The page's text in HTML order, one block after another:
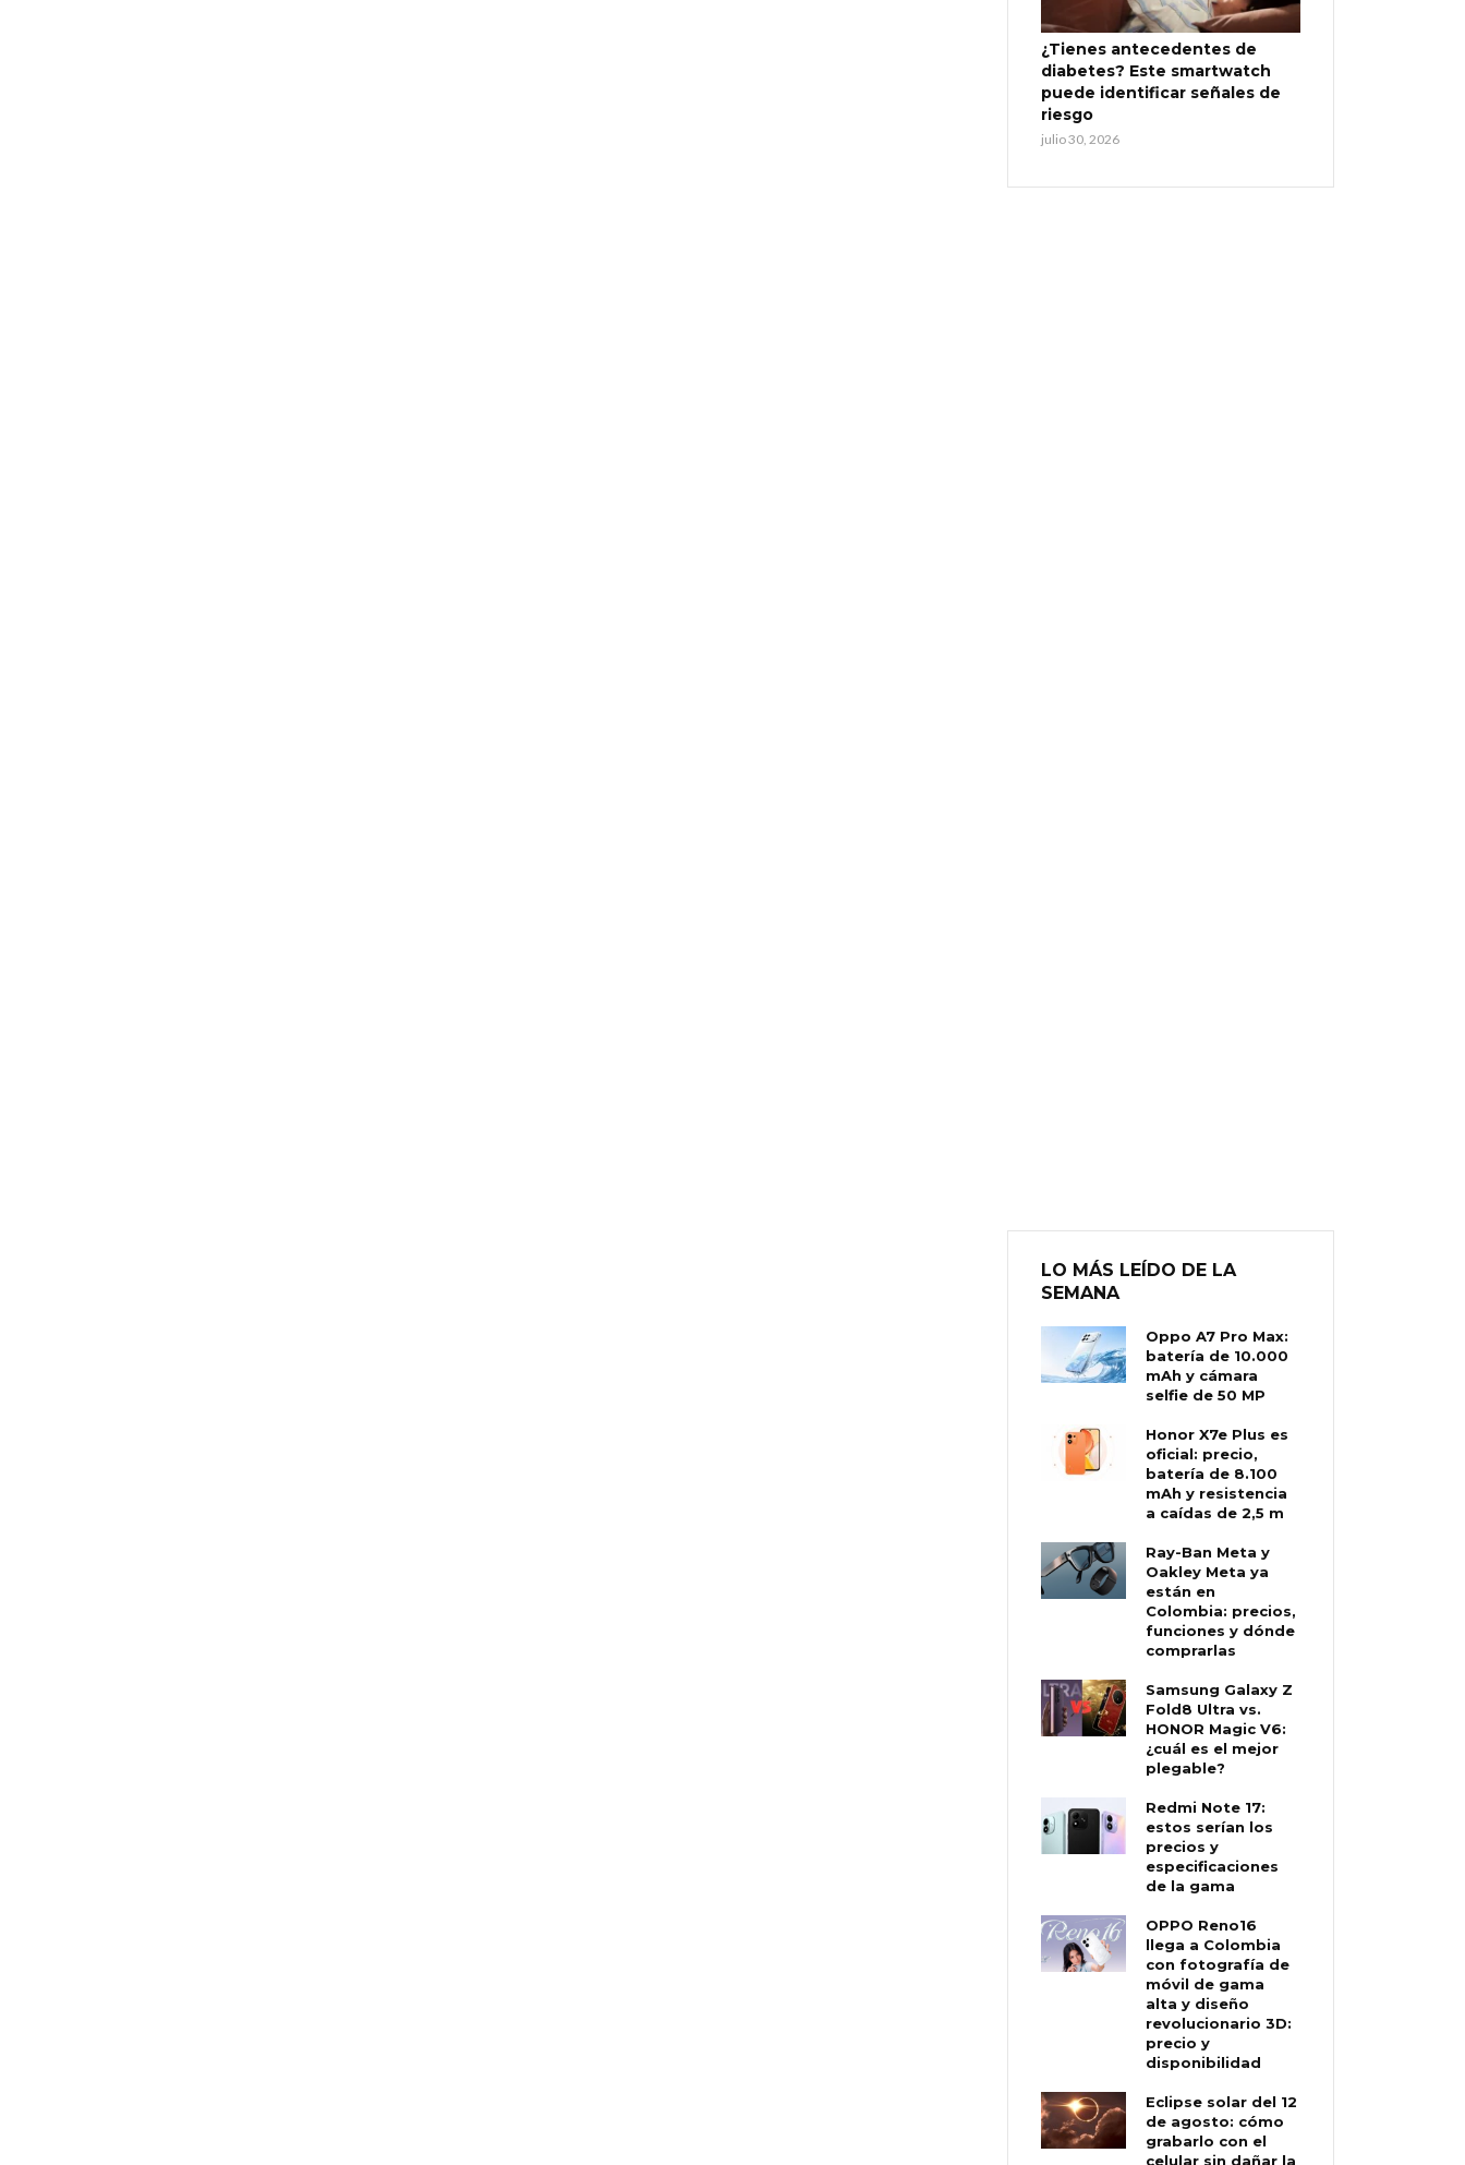
¿Tienes antecedentes de
diabetes? Este smartwatch
puede identificar señales de
riesgo
julio 30, 2026
LO MÁS LEÍDO DE LA
SEMANA
Oppo A7 Pro Max:
batería de 10.000
mAh y cámara
selfie de 50 MP
Honor X7e Plus es
oficial: precio,
batería de 8.100
mAh y resistencia
a caídas de 2,5 m
Ray-Ban Meta y
Oakley Meta ya
están en
Colombia: precios,
funciones y dónde
comprarlas
Samsung Galaxy Z
Fold8 Ultra vs.
HONOR Magic V6:
¿cuál es el mejor
plegable?
Redmi Note 17:
estos serían los
precios y
especificaciones
de la gama
OPPO Reno16
llega a Colombia
con fotografía de
móvil de gama
alta y diseño
revolucionario 3D:
precio y
disponibilidad
Eclipse solar del 12
de agosto: cómo
grabarlo con el
celular sin dañar la